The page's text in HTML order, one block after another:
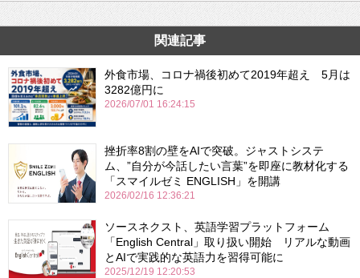
関連記事
外食市場、コロナ禍後初めて2019年超え 5月は
3282億円に
2026/07/01 16:24:15
挫折率8割の壁をAIで突破。ジャストシステ
ム、”自分が今話したい言葉”を即座に教材化する
「スマイルゼミ ENGLISH」を開講
2026/02/16 12:36:21
ソースネクスト、英語学習プラットフォーム
「English Central」取り扱い開始 リアルな動画
とAIで実践的な英語力を習得可能に
2025/12/19 12:20:53